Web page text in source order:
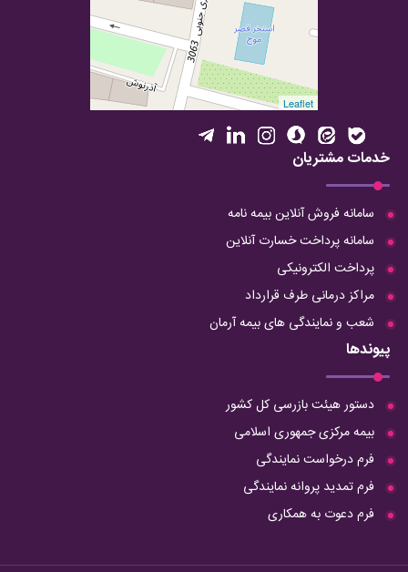
Leaflet
خدمات مشتریان
سامانه فروش آنلاین بیمه نامه
سامانه پرداخت خسارت آنلاین
پرداخت الکترونیکی
مراکز درمانی طرف قرارداد
شعب و نمایندگی های بیمه آرمان
پیوندها
دستور هیئت بازرسی کل کشور
بیمه مرکزی جمهوری اسلامی
فرم درخواست نمایندگی
فرم تمدید پروانه نمایندگی
فرم دعوت به همکاری